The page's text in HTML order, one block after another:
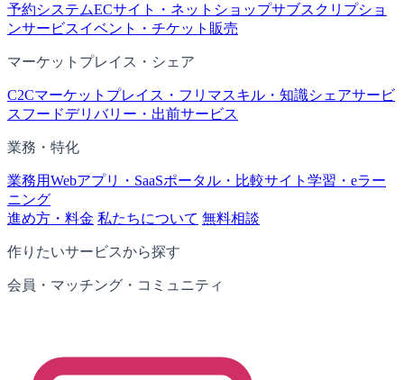
予約システムECサイト・ネットショップサブスクリプショ
ンサービスイベント・チケット販売
マーケットプレイス・シェア
C2Cマーケットプレイス・フリマスキル・知識シェアサービ
スフードデリバリー・出前サービス
業務・特化
業務用Webアプリ・SaaSポータル・比較サイト 学習・eラー
ニング
進め方・料金 私たちについて 無料相談
作りたいサービスから探す
会員・マッチング・コミュニティ